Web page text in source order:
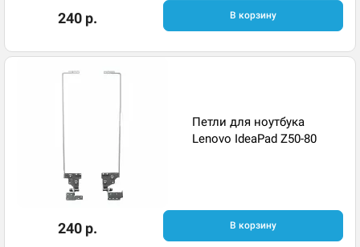
240 р. В корзину
Петли для ноутбука
Lenovo IdeaPad Z50-80
240 р. В корзину